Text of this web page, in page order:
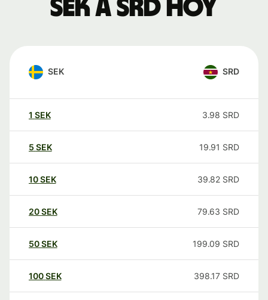
SEK a SRD hoy
SEK SRD
1 SEK 3.98 SRD
5 SEK 19.91 SRD
10SEK 39.82 SRD
20SEK 79.63 SRD
50SEK 199.09 SRD
100SEK 398.17 SRD